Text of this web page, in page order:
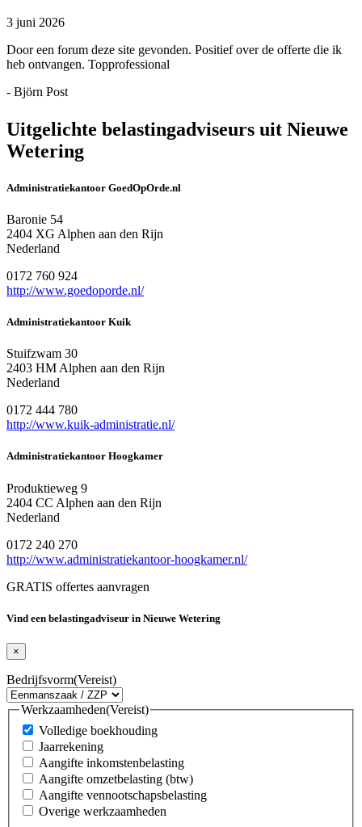
3 juni 2026
Door een forum deze site gevonden. Positief over de offerte die ik
heb ontvangen. Topprofessional
- Björn Post
Uitgelichte belastingadviseurs uit Nieuwe
Wetering
Administratiekantoor GoedOpOrde.nl
Baronie 54
2404 XG Alphen aan den Rijn
Nederland
0172 760 924
http://www.goedoporde.nl/
Administratiekantoor Kuik
Stuifzwam 30
2403 HM Alphen aan den Rijn
Nederland
0172 444 780
http://www.kuik-administratie.nl/
Administratiekantoor Hoogkamer
Produktieweg 9
2404 CC Alphen aan den Rijn
Nederland
0172 240 270
http://www.administratiekantoor-hoogkamer.nl/
GRATIS offertes aanvragen
Vind een belastingadviseur in Nieuwe Wetering
×
Bedrijfsvorm(Vereist)
Werkzaamheden(Vereist)
Volledige boekhouding
Jaarrekening
Aangifte inkomstenbelasting
Aangifte omzetbelasting (btw)
Aangifte vennootschapsbelasting
Overige werkzaamheden